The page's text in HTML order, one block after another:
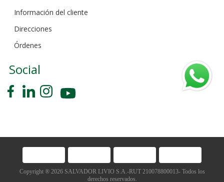
Información del cliente
Direcciones
Órdenes
Social
Copyright ® 2026 SALVADOR LIVIO S.A.-RUT 210078800013- Todos los
derechos reservados.